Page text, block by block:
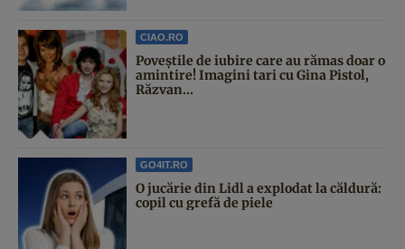
CIAO.RO
Poveştile de iubire care au rămas doar o
amintire! Imagini tari cu Gina Pistol,
Răzvan...
GO4IT.RO
O jucărie din Lidl a explodat la căldură:
copil cu grefă de piele